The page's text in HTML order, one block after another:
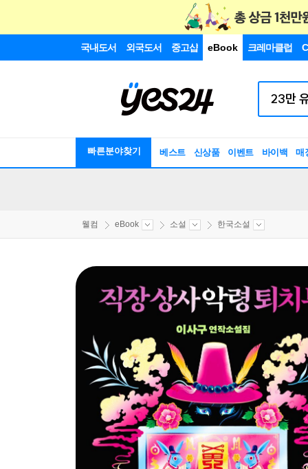
국내도서 외국도서 중고샵 eBook 크레마클럽
빠른분야찾기 베스트 신상품 이벤트 바이백 매
웰컴 eBook 소설 한국소설